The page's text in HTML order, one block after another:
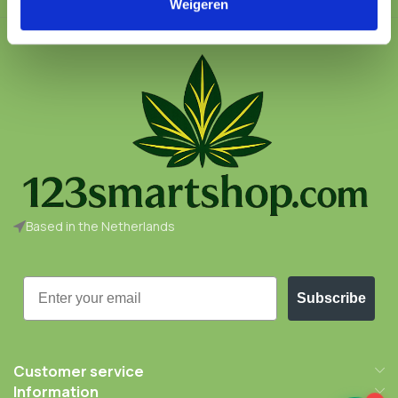
Weigeren
Based in the Netherlands
Email
Subscribe
Customer service
Information